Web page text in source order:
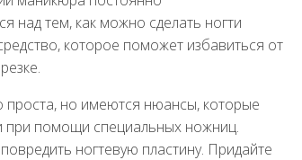
над тем, как можно сделать ногти
которое поможет избавиться от
но имеются нюансы, которые
при помощи специальных ножниц.
ногтевую пластину. Придайте